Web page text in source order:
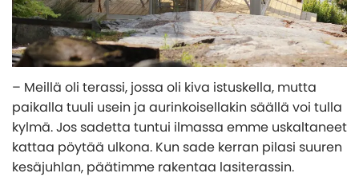
Perinteinen, punainen ja kuvankaunis
KATEGORIAT
Pergola
Rakenna kasvihuoneen perustus itse
Valmistele kasvihuone talvea varten
8 syytä hankkia lasiterassi
Tämän takia lasiterassi ja kasvihuone ovat fiksu
investointi
Mikä kasvihuonemalli sopii juuri sinulle
Arkkitehdin vinkit
– Meillä oli terassi, jossa oli kiva istuskella, mutta
paikalla tuuli usein ja aurinkoisellakin säällä voi tulla
kylmä. Jos sadetta tuntui ilmassa emme uskaltaneet
kattaa pöytää ulkona. Kun sade kerran pilasi suuren
kesäjuhlan, päätimme rakentaa lasiterassin.